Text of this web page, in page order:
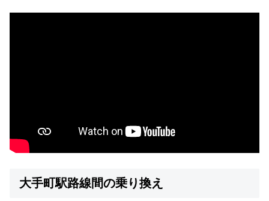
大手町駅路線間の乗り換え